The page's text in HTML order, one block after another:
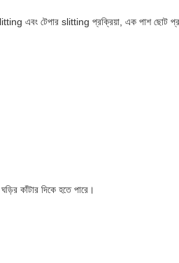
এবং টেপার slitting প্রক্রিয়া, এক পাশ ছোট
কাঁটার দিকে হতে পারে।